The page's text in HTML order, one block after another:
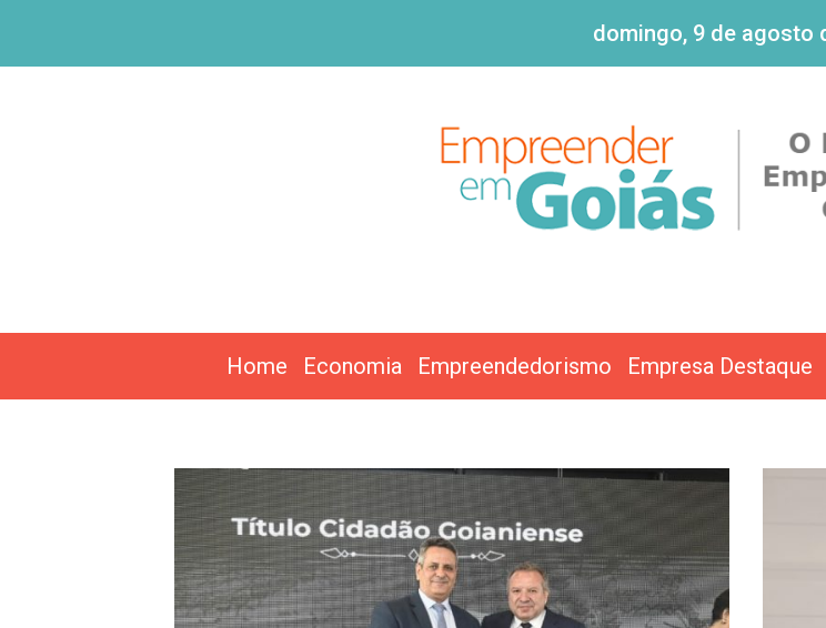
domingo, 9 de agosto
Home Economia Empreendedorismo Empresa Destaque